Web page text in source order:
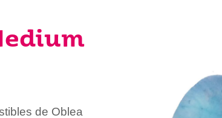
de Oblea